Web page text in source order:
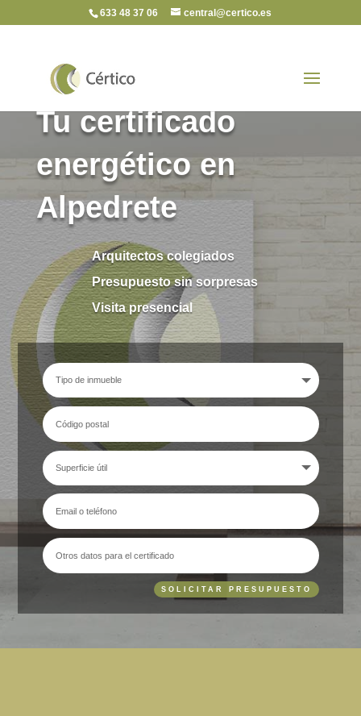
633 48 37 06 central@certico.es
Tu certificado
energético en
Alpedrete
Arquitectos colegiados
Presupuesto sin sorpresas
Visita presencial
SOLICITAR PRESUPUESTO